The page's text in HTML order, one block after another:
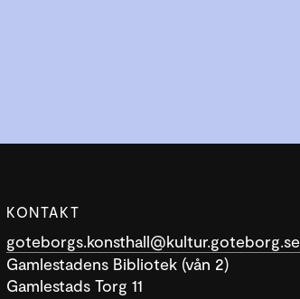
KONTAKT
goteborgs.konsthall@kultur.goteborg.se
Gamlestadens Bibliotek (vån 2)
Gamlestads Torg 11